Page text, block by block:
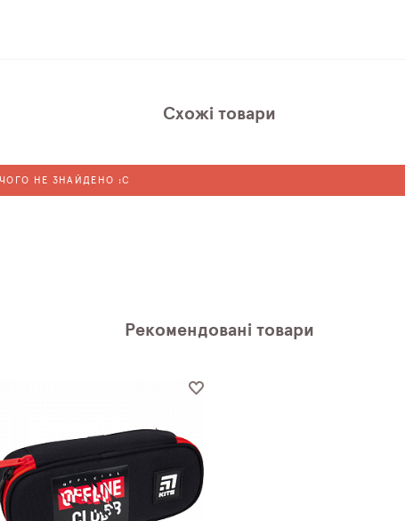
Схожі товари
НЕ ЗНАЙДЕНО :C
Рекомендовані товари